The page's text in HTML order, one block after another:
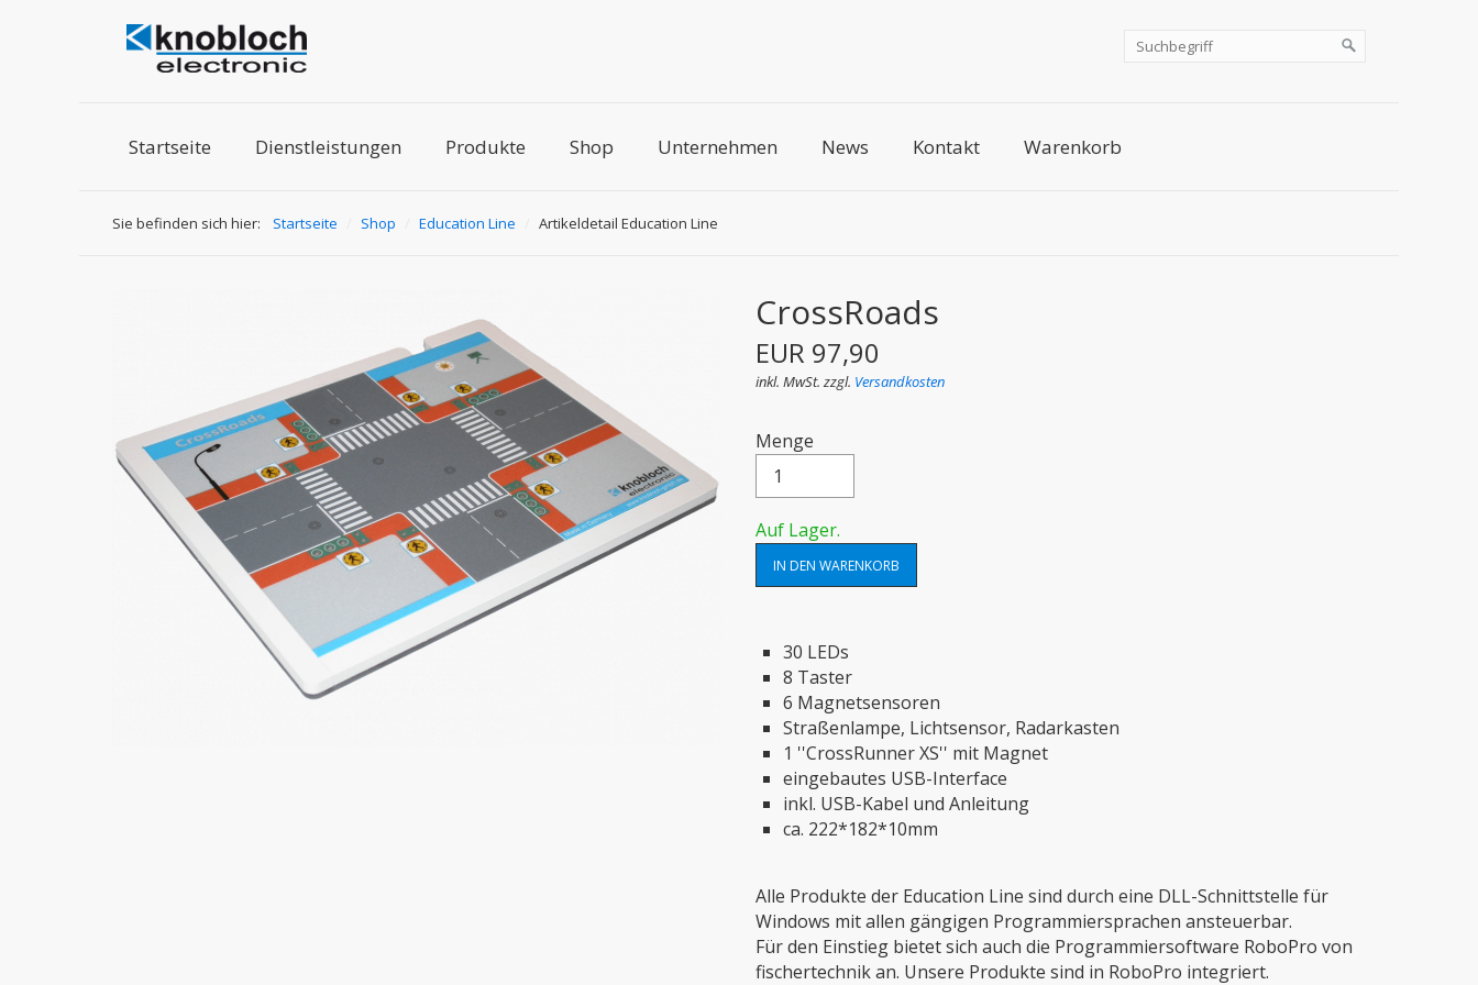
Startseite Dienstleistungen Produkte Shop Unternehmen News Kontakt Warenkorb
Sie befinden sich hier: Startseite Shop Education Line Artikeldetail Education Line
CrossRoads
EUR 97,90
inkl. MwSt. zzgl. Versandkosten
Menge
Auf Lager.
30 LEDs
8 Taster
6 Magnetsensoren
Straßenlampe, Lichtsensor, Radarkasten
1 ''CrossRunner XS'' mit Magnet
eingebautes USB-Interface
inkl. USB-Kabel und Anleitung
ca. 222*182*10mm
Alle Produkte der Education Line sind durch eine DLL-Schnittstelle für
Windows mit allen gängigen Programmiersprachen ansteuerbar.
Für den Einstieg bietet sich auch die Programmiersoftware RoboPro von
fischertechnik an. Unsere Produkte sind in RoboPro integriert.